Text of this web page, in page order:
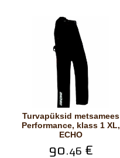
Turvapüksid metsamees
Performance, klass 1 XL,
ECHO
90.46 €